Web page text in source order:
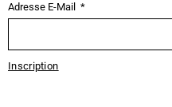
Adresse E-Mail
Inscription